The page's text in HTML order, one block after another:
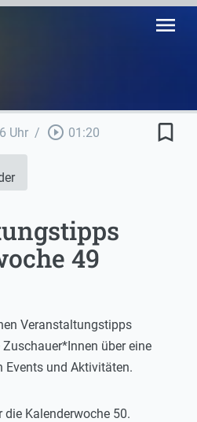
menu
Uhr / play_circle_outline 01:20
bookmark_border
49
Veranstaltungstipps
über eine
Events und Aktivitäten.
Kalenderwoche 50.